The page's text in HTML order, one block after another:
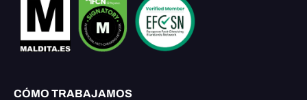
CÓMO TRABAJAMOS